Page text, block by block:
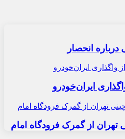
انحصار
ایران‌خودرو
از گمرک فرودگاه امام